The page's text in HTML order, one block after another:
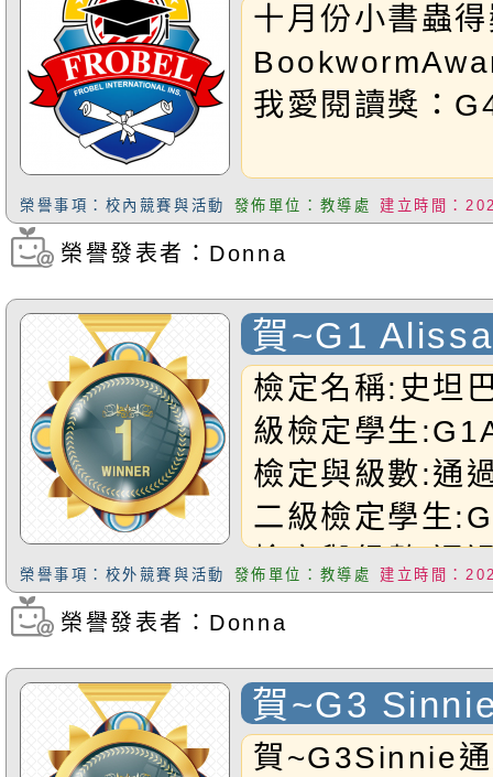
十月份小書蟲
我愛閱讀獎：
榮譽事項：校內競賽與活動 發佈單位：教導處 建立時間：
瀏覽次數：192
榮譽發表者：Donna
賀~G1
Rita通過史坦
檢定
檢定名稱:史坦
級檢定學生
檢定與級數:通
二級檢定學生
檢定與級數:通
二級檢定恭禧
榮譽事項：校外競賽與活動 發佈單位：教導處 建立時間：
瀏覽次數：316
榮譽發表者：Donna
賀~G3
YAMAHA鋼
賀~G3Sinnie